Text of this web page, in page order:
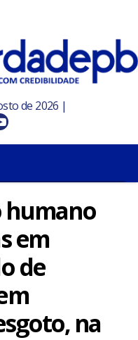
de 2026 |
humano
em
de
na